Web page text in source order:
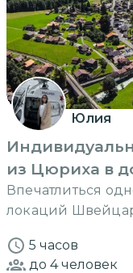
Юлия
из Цюриха в
Впечатлиться
локаций
5 часов
до 4человек